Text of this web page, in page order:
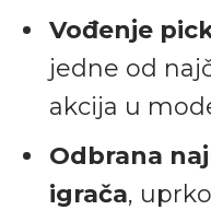
Vođenje
jedne od
akcija u
Odbrana
igrača,